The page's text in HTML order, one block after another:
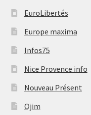
EuroLibertés
Europe maxima
Infos75
Nice Provence info
Nouveau Présent
Ojim